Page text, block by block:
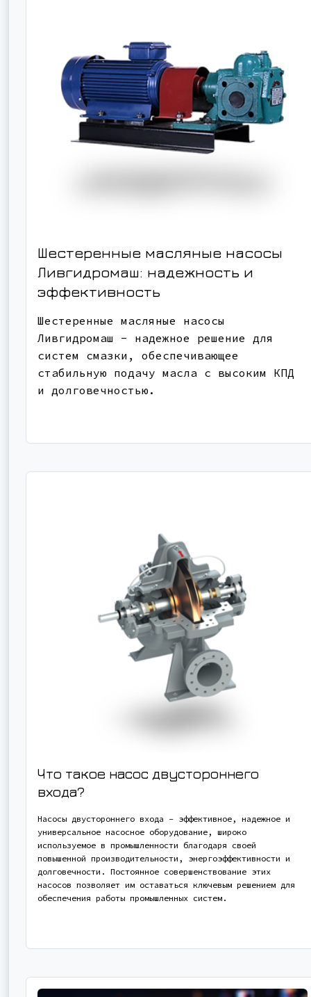
Шестеренные масляные насосы
Ливгидромаш: надежность и
эффективность
Шестеренные масляные насосы
Ливгидромаш - надежное решение для
систем смазки, обеспечивающее
стабильную подачу масла с высоким КПД
и долговечностью.
Что такое насос двустороннего
входа?
Насосы двустороннего входа - эффективное, надежное и
универсальное насосное оборудование, широко
используемое в промышленности благодаря своей
повышенной производительности, энергоэффективности и
долговечности. Постоянное совершенствование этих
насосов позволяет им оставаться ключевым решением для
обеспечения работы промышленных систем.